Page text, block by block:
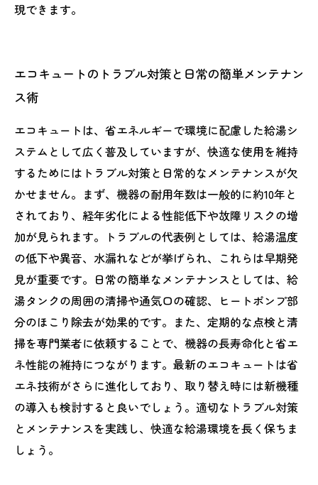
現できます。
エコキュートのトラブル対策と日常の簡単メンテナン
ス術
エコキュートは、省エネルギーで環境に配慮した給湯シ
ステムとして広く普及していますが、快適な使用を維持
するためにはトラブル対策と日常的なメンテナンスが欠
かせません。まず、機器の耐用年数は一般的に約10年と
されており、経年劣化による性能低下や故障リスクの増
加が見られます。トラブルの代表例としては、給湯温度
の低下や異音、水漏れなどが挙げられ、これらは早期発
見が重要です。日常の簡単なメンテナンスとしては、給
湯タンクの周囲の清掃や通気口の確認、ヒートポンプ部
分のほこり除去が効果的です。また、定期的な点検と清
掃を専門業者に依頼することで、機器の長寿命化と省エ
ネ性能の維持につながります。最新のエコキュートは省
エネ技術がさらに進化しており、取り替え時には新機種
の導入も検討すると良いでしょう。適切なトラブル対策
とメンテナンスを実践し、快適な給湯環境を長く保ちま
しょう。